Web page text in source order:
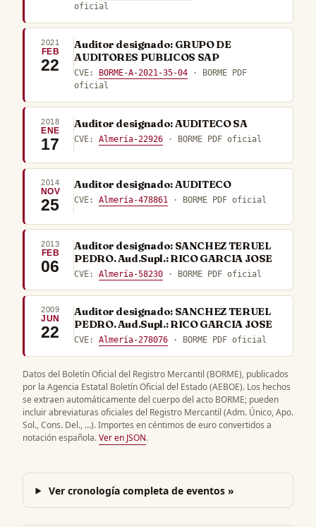
oficial
2021
FEB
22
Auditor designado: GRUPO DE
AUDITORES PUBLICOS SAP
CVE: BORME-A-2021-35-04 · BORME PDF
oficial
2018
ENE
17
Auditor designado: AUDITECO SA
CVE:Almería-22926 · BORME PDF oficial
2014
NOV
25
Auditor designado: AUDITECO
CVE:Almería-478861 · BORME PDF oficial
2013
FEB
06
Auditor designado: SANCHEZ TERUEL
PEDRO. Aud.Supl.: RICO GARCIA JOSE
CVE:Almería-58230 · BORME PDF oficial
2009
JUN
22
Auditor designado: SANCHEZ TERUEL
PEDRO. Aud.Supl.: RICO GARCIA JOSE
CVE:Almería-278076 · BORME PDF oficial
Datos del Boletín Oficial del Registro Mercantil (BORME), publicados
por la Agencia Estatal Boletín Oficial del Estado (AEBOE). Los hechos
se extraen automáticamente del cuerpo del acto BORME; pueden
incluir abreviaturas oficiales del Registro Mercantil (Adm. Único, Apo.
Sol., Cons. Del., …). Importes en céntimos de euro convertidos a
notación española.Ver en JSON.
Ver cronología completa de eventos »